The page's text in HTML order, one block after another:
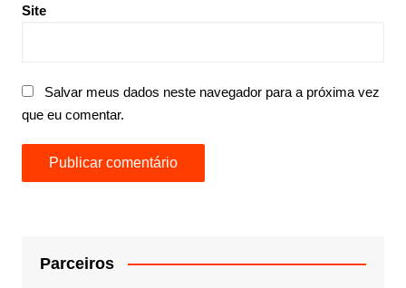
Site
Salvar meus dados neste navegador para a próxima vez
que eu comentar.
Parceiros